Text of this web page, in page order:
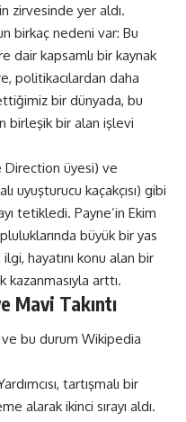
zirvesinde yer aldı​​.
birkaç nedeni var: Bu
dair kapsamlı bir kaynak
politikacılardan daha
bir dünyada, bu
birleşik bir alan işlevi
Direction üyesi) ve
uyuşturucu kaçakçısı) gibi
tetikledi. Payne’in Ekim
büyük bir yas
hayatını konu alan bir
arttı​​.
Mavi Takıntı
ve bu durum Wikipedia
tartışmalı bir
alarak ikinci sırayı aldı​​.